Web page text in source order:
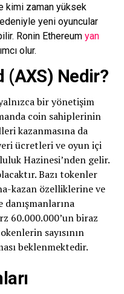
kimi zaman yüksek
yeni oyuncular
Ronin Ethereum yan
olur.
(AXS) Nedir?
bir yönetişim
coin sahiplerinin
kazanmasına da
ücretleri ve oyun içi
Hazinesi’nden gelir.
Bazı tokenler
kazan özelliklerine ve
danışmanlarına
60.000.000’un biraz
sayısının
beklenmektedir.